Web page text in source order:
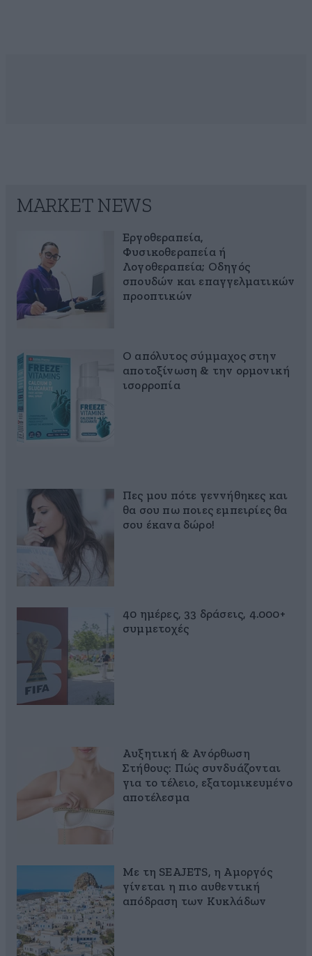
MARKET NEWS
Εργοθεραπεία,
Φυσικοθεραπεία ή
Λογοθεραπεία; Οδηγός
σπουδών και επαγγελματικών
προοπτικών
Ο απόλυτος σύμμαχος στην
αποτοξίνωση & την ορμονική
ισορροπία
Πες μου πότε γεννήθηκες και
θα σου πω ποιες εμπειρίες θα
σου έκανα δώρο!
40 ημέρες, 33 δράσεις, 4.000+
συμμετοχές
Αυξητική & Ανόρθωση
Στήθους: Πώς συνδυάζονται
για το τέλειο, εξατομικευμένο
αποτέλεσμα
Με τη SEAJETS, η Αμοργός
γίνεται η πιο αυθεντική
απόδραση των Κυκλάδων